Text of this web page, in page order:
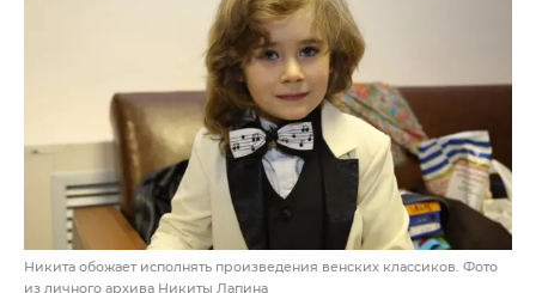
Никита обожает исполнять произведения венских классиков. Фото
из личного архива Никиты Лапина